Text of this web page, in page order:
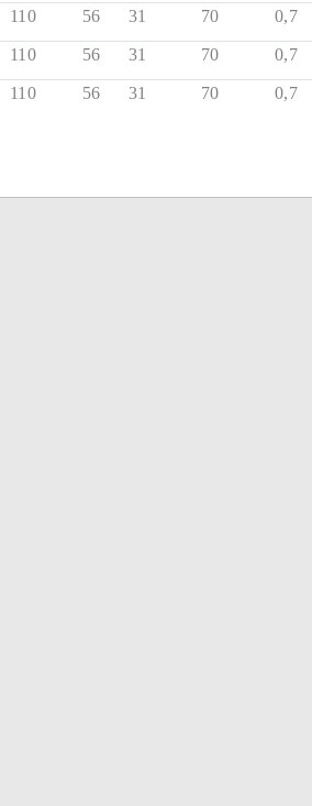
110 56 31 70 0,7
110 56 31 70 0,7
110 56 31 70 0,7